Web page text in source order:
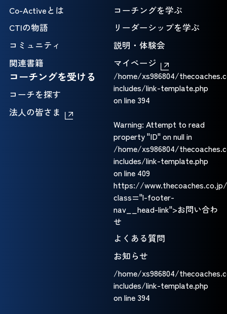
Co-Activeとは
CTIの物語
コミュニティ
関連書籍
コーチングを学ぶ
リーダーシップを学ぶ
説明・体験会
マイページ
コーチングを受ける
コーチを探す
法人の皆さま
/home/xs986804/
includes/link-template.php
on line 394
Warning: Attempt to read
property "ID" on null in
/home/xs986804/
includes/link-template.php
on line 409
https://
class="l-footer-
nav__head-link">お問い合わ
せ
よくある質問
お知らせ
/home/xs986804/
includes/link-template.php
on line 394